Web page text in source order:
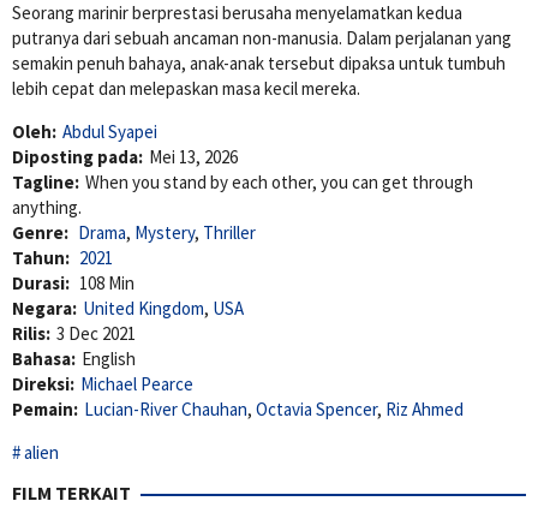
Seorang marinir berprestasi berusaha menyelamatkan kedua
putranya dari sebuah ancaman non-manusia. Dalam perjalanan yang
semakin penuh bahaya, anak-anak tersebut dipaksa untuk tumbuh
lebih cepat dan melepaskan masa kecil mereka.
Oleh: Abdul Syapei
Diposting pada: Mei 13, 2026
Tagline: When you stand by each other, you can get through
anything.
Genre: Drama, Mystery, Thriller
Tahun: 2021
Durasi: 108 Min
Negara: United Kingdom, USA
Rilis: 3 Dec 2021
Bahasa: English
Direksi: Michael Pearce
Pemain: Lucian-River Chauhan, Octavia Spencer, Riz Ahmed
alien
FILM TERKAIT